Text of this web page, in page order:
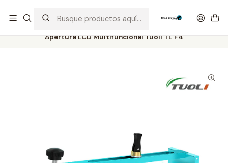
Apertura LCD Multifuncional Tuoli TL F4